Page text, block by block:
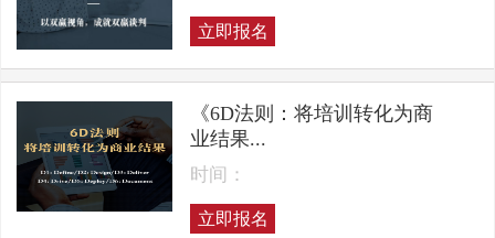
立即报名
《6D法则：将培训转化为商
业结果...
时间：
立即报名